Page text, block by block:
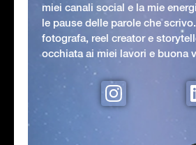
miei canali social e la mie
le pause delle parole che
fotografa, reel creator e
occhiata ai miei lavori e buona